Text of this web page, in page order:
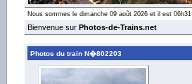
Nous sommes le dimanche 09 août 2026 et il est 06h31
Bienvenue sur Photos-de-Trains.net
Photos du train N�802203